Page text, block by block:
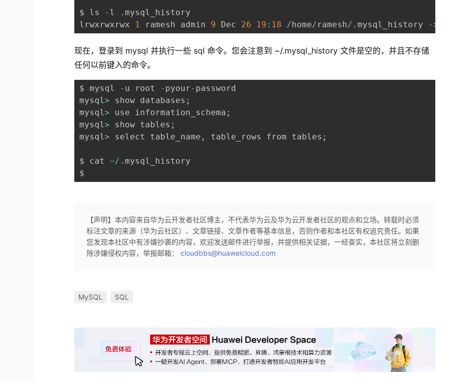
$ ls - l . mysql_history
lrwxrwxrwx 1 ramesh admin 9 Dec 26 19 : 18 /home/ramesh/ . mysql_history ->
现在，登录到 mysql 并执行一些 sql 命令。您会注意到 ~/.mysql_history 文件是空的，并且不存储
任何以前键入的命令。
$ mysql - u root - pyour- password
mysql> show databases ;
mysql> use information_schema ;
mysql> show tables ;
mysql> select table_name , table_rows from tables ;
$ cat ~/ . mysql_history
$
【声明】本内容来自华为云开发者社区博主，不代表华为云及华为云开发者社区的观点和立场。转载时必须
标注文章的来源（华为云社区）、文章链接、文章作者等基本信息，否则作者和本社区有权追究责任。如果
您发现本社区中有涉嫌抄袭的内容，欢迎发送邮件进行举报，并提供相关证据，一经查实，本社区将立刻删
除涉嫌侵权内容，举报邮箱：cloudbbs@huaweicloud.com
MySQL SQL